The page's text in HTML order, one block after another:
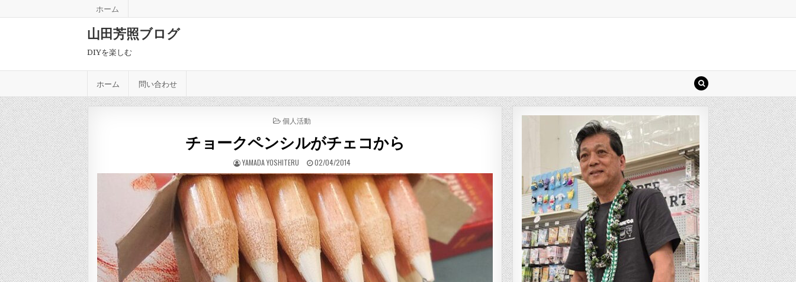
ホーム
山田芳照ブログ
DIYを楽しむ
ホーム 問い合わせ
POSTED IN
個人活動
チョークペンシルがチェコから
AUTHOR:
YAMADA YOSHITERU PUBLISHED DATE:
02/04/2014